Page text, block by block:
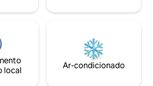
em
de idade de 25
local
Ar-condicionado